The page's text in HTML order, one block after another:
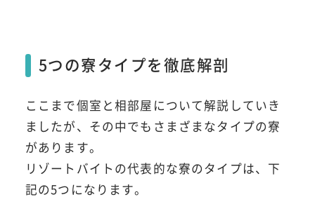
5つの寮タイプを徹底解剖
ここまで個室と相部屋について解説していき
ましたが、その中でもさまざまなタイプの寮
があります。
リゾートバイトの代表的な寮のタイプは、下
記の5つになります。